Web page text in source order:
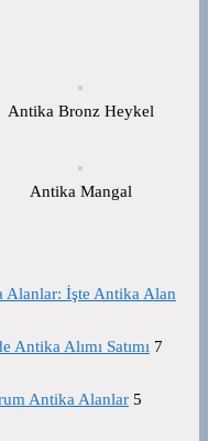
Antika Bronz Heykel
Antika Mangal
Alanlar: İşte Antika Alan
Antika Alımı Satımı 7
Antika Alanlar 5